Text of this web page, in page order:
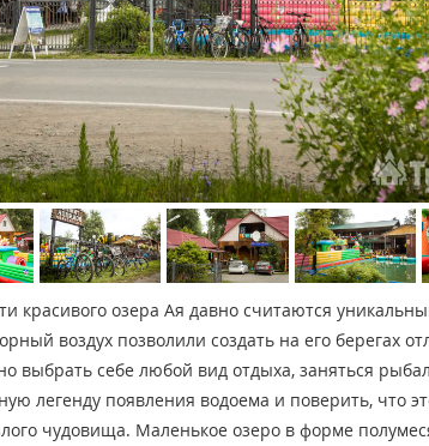
красивого озера Ая давно считаются
воздух позволили создать на его берегах
выбрать себе любой вид отдыха, заняться
легенду появления водоема и поверить, что
чудовища. Маленькое озеро в форме